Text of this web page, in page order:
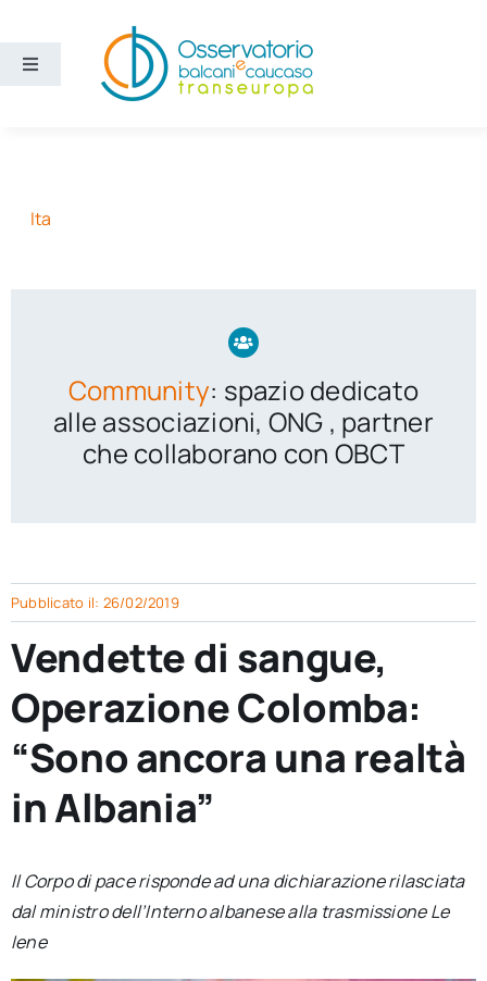
contenuto
Toggle
Chi siamo
Ita
Community: spazio dedicato
alle associazioni, ONG , partner
che collaborano con OBCT
Pubblicato il: 26/02/2019
Vendette di sangue,
Operazione Colomba:
“Sono ancora una realtà
in Albania”
Il Corpo di pace risponde ad una dichiarazione rilasciata
dal ministro dell’Interno albanese alla trasmissione Le
Iene